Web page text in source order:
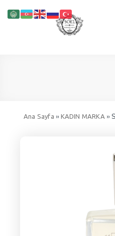
Ana Sayfa ›› KADIN MARKA››